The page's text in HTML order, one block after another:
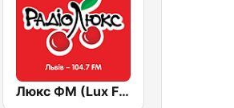
Люкс ФМ (Lux FM) Львів